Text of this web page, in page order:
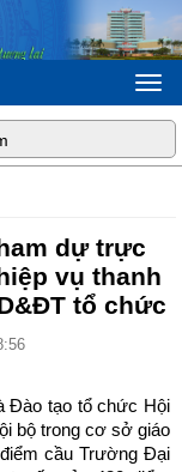
dự trực
vụ thanh
tổ chức
Đào tạo tổ chức Hội
bộ trong cơ sở giáo
cầu Trường Đại